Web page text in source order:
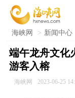
海峡网 > 新闻中心
端午龙舟文化
游客入榕
海峡网 2023-06-25